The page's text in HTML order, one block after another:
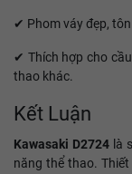
✔ Phom váy đẹp,
✔ Thích hợp cho
thao khác.
Kết Luận
Kawasaki D2724 là
năng thể thao.